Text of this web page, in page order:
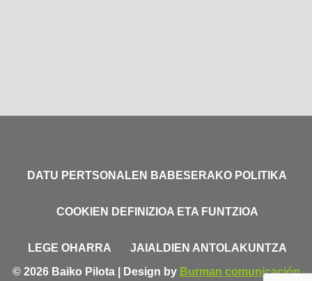
DATU PERTSONALEN BABESERAKO POLITIKA
COOKIEN DEFINIZIOA ETA FUNTZIOA
LEGE OHARRA
JAIALDIEN ANTOLAKUNTZA
© 2026 Baiko Pilota | Design by Burman comunicación